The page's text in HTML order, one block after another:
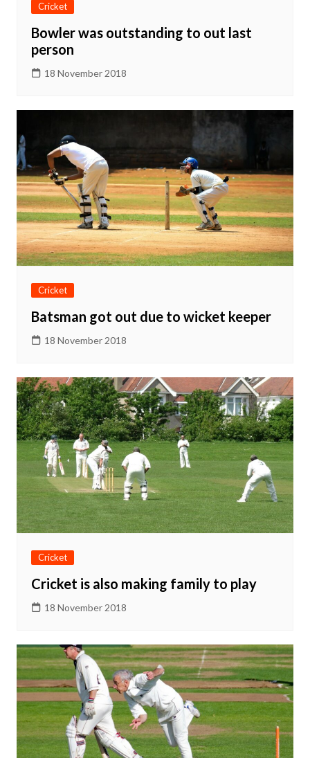
Cricket
Bowler was outstanding to out last
person
18 November 2018
Cricket
Batsman got out due to wicket keeper
18 November 2018
Cricket
Cricket is also making family to play
18 November 2018